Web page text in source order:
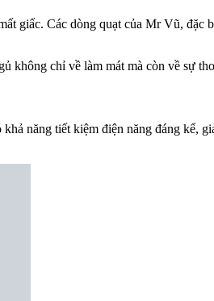
giấc. Các dòng quạt của Mr Vũ, đặc
không chỉ về làm mát mà còn về sự
năng tiết kiệm điện năng đáng kể,